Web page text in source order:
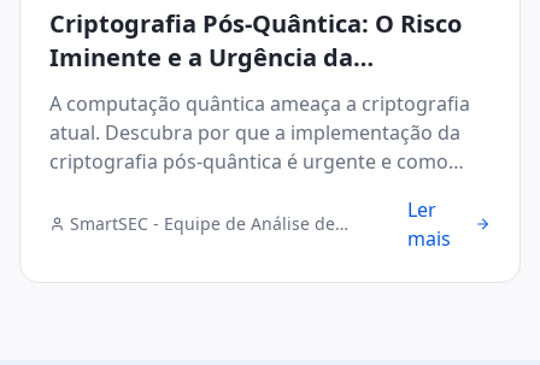
Criptografia Pós-Quântica: O Risco
Iminente e a Urgência da
Implementação
A computação quântica ameaça a criptografia
atual. Descubra por que a implementação da
criptografia pós-quântica é urgente e como
SmartSEC - Equipe de Análise de
Ler
mais